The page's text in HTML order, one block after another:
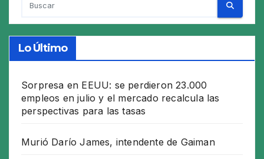
Lo Último
Sorpresa en EEUU: se perdieron 23.000
empleos en julio y el mercado recalcula las
perspectivas para las tasas
Murió Darío James, intendente de Gaiman